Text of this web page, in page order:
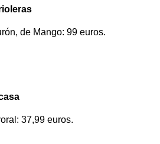
de Mango: 99 euros.
37,99 euros.